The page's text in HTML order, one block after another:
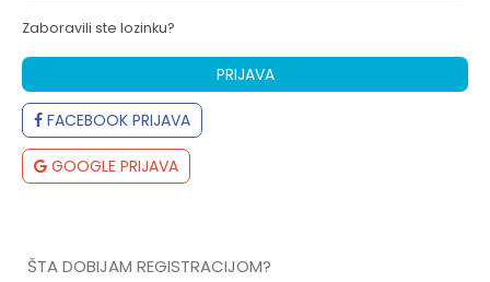
Zaboravili ste lozinku?
PRIJAVA
FACEBOOK PRIJAVA
GOOGLE PRIJAVA
ŠTA DOBIJAM REGISTRACIJOM?